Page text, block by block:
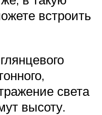
встроить
света
высоту.